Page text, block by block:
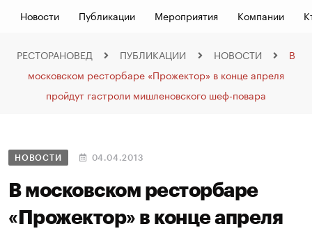
Новости Публикации Мероприятия Компании
РЕСТОРАНОВЕД ПУБЛИКАЦИИ НОВОСТИ
В
московском ресторбаре «Прожектор» в конце апреля
пройдут гастроли мишленовского шеф-повара
НОВОСТИ 04.04.2013
В московском ресторбаре
«Прожектор» в конце апреля